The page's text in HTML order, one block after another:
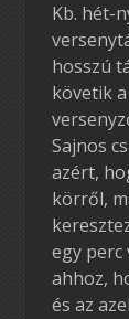
Kb. hét-
hosszú
követik
Sajnos
azért,
körről,
egy perc
ahhoz,
és az